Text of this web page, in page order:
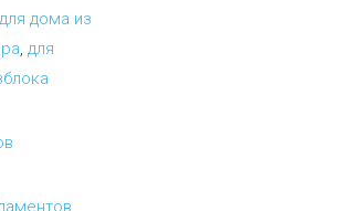
для дома из
, для